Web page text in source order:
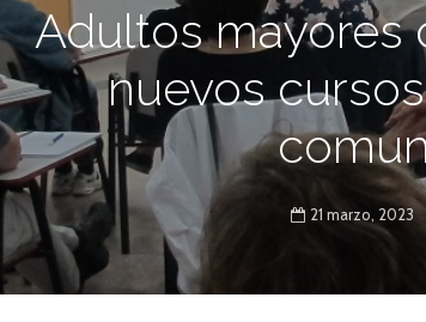
Adultos mayores
nuevos
21 marzo, 2023